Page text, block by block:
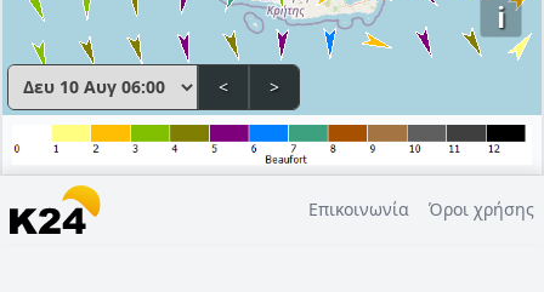
i
< >
Επικοινωνία Όροι χρήσης